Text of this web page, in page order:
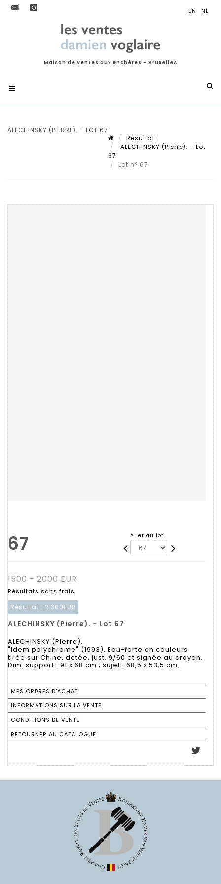
Maison de ventes aux enchères – Bruxelles
ALECHINSKY (PIERRE). - LOT 67
Résultat
ALECHINSKY (Pierre). - Lot
67
Lot n° 67
67 Aller au lot
1500 - 2000 EUR
Résultats sans frais
Résultat : 2 300EUR
ALECHINSKY (Pierre). - Lot 67
ALECHINSKY (Pierre).
"Idem polychrome" (1993). Eau-forte en couleurs
tirée sur Chine, datée, just. 9/60 et signée au crayon.
Dim. support : 91 x 68 cm ; sujet : 68,5 x 53,5 cm.
MES ORDRES D'ACHAT
INFORMATIONS SUR LA VENTE
CONDITIONS DE VENTE
RETOURNER AU CATALOGUE